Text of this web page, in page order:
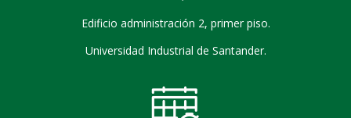
Edificio administración 2, primer piso.
Universidad Industrial de Santander.